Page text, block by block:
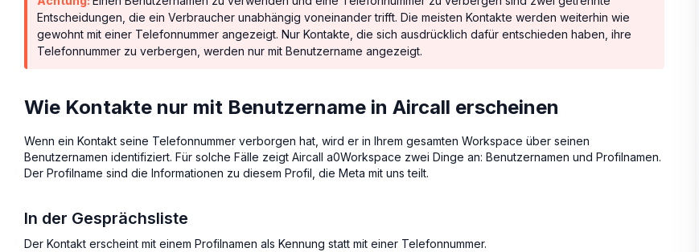
Entscheidungen, die ein Verbraucher unabhängig voneinander trifft. Die meisten Kontakte werden weiterhin wie
gewohnt mit einer Telefonnummer angezeigt. Nur Kontakte, die sich ausdrücklich dafür entschieden haben, ihre
Telefonnummer zu verbergen, werden nur mit Benutzername angezeigt.
Wie Kontakte nur mit Benutzername in Aircall erscheinen
Wenn ein Kontakt seine Telefonnummer verborgen hat, wird er in Ihrem gesamten Workspace über seinen
Benutzernamen identifiziert. Für solche Fälle zeigt Aircall a0Workspace zwei Dinge an: Benutzernamen und Profilnamen.
Der Profilname sind die Informationen zu diesem Profil, die Meta mit uns teilt.
In der Gesprächsliste
Der Kontakt erscheint mit einem Profilnamen als Kennung statt mit einer Telefonnummer.